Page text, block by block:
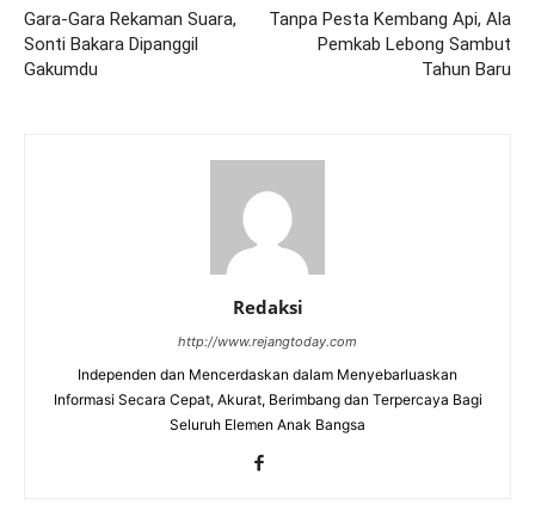
Gara-Gara Rekaman Suara,
Sonti Bakara Dipanggil
Gakumdu
Tanpa Pesta Kembang Api, Ala
Pemkab Lebong Sambut
Tahun Baru
Redaksi
http://www.rejangtoday.com
Independen dan Mencerdaskan dalam Menyebarluaskan
Informasi Secara Cepat, Akurat, Berimbang dan Terpercaya Bagi
Seluruh Elemen Anak Bangsa